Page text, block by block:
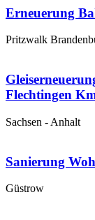
Erneuerung
Pritzwalk
Flechtingen
Sachsen - Anhalt
Sanierung
Güstrow